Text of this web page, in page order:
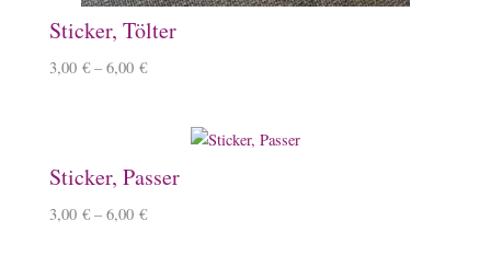
Sticker, Tölter
3,00 € –6,00 €
Sticker, Passer
3,00 € –6,00 €